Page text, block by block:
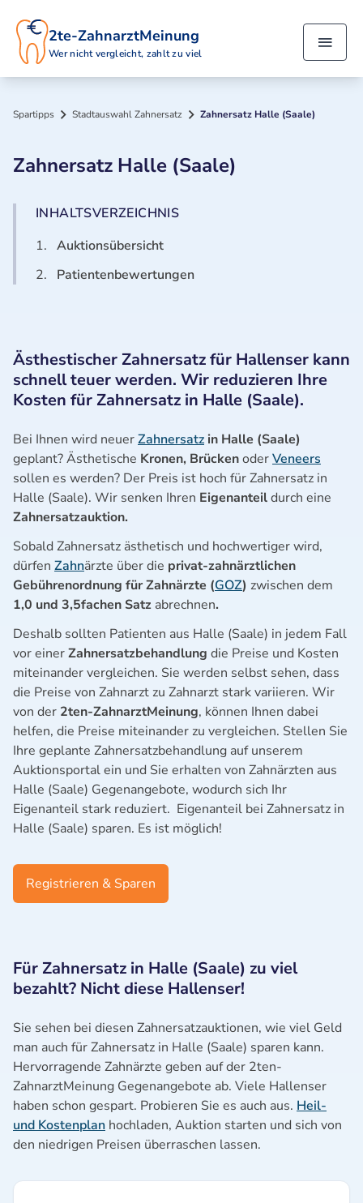
2te-ZahnarztMeinung
Wer nicht vergleicht, zahlt zu viel
Spartipps Stadtauswahl Zahnersatz Zahnersatz Halle (Saale)
Zahnersatz Halle (Saale)
INHALTSVERZEICHNIS
1. Auktionsübersicht
2.
Patientenbewertungen
Ästhestischer Zahnersatz für Hallenser kann
schnell teuer werden. Wir reduzieren Ihre
Kosten für Zahnersatz in Halle (Saale).
Bei Ihnen wird neuerZahnersatz in Halle (Saale)
geplant? Ästhetische Kronen, BrückenoderVeneers
sollen es werden? Der Preis ist hoch für Zahnersatz in
Halle (Saale). Wir senken Ihren Eigenanteildurch eine
Zahnersatzauktion.
Sobald Zahnersatz ästhetisch und hochwertiger wird,
dürfen Zahnärzte über die privat-zahnärztlichen
Gebührenordnung für Zahnärzte (GOZ) zwischen dem
1,0 und 3,5fachen Satz abrechnen.
Deshalb sollten Patienten aus Halle (Saale) in jedem Fall
vor einerZahnersatzbehandlung die Preise und Kosten
miteinander vergleichen. Sie werden selbst sehen, dass
die Preise von Zahnarzt zu Zahnarzt stark variieren. Wir
von der 2ten-ZahnarztMeinung, können Ihnen dabei
helfen, die Preise miteinander zu vergleichen. Stellen Sie
Ihre geplante Zahnersatzbehandlung auf unserem
Auktionsportal ein und Sie erhalten von Zahnärzten aus
Halle (Saale) Gegenangebote, wodurch sich Ihr
Eigenanteil stark reduziert. Eigenanteil bei Zahnersatz in
Halle (Saale) sparen. Es ist möglich!
Registrieren & Sparen
Für Zahnersatz in Halle (Saale) zu viel
bezahlt? Nicht diese Hallenser!
Sie sehen bei diesen Zahnersatzauktionen, wie viel Geld
man auch für Zahnersatz in Halle (Saale) sparen kann.
Hervorragende Zahnärzte geben auf der 2ten-
ZahnarztMeinung Gegenangebote ab. Viele Hallenser
haben schon gespart. Probieren Sie es auch aus. Heil-
und Kostenplan hochladen, Auktion starten und sich von
den niedrigen Preisen überraschen lassen.